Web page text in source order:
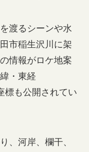
渡るシーンや水
市稲生沢川に架
情報がロケ地案
・東経
標も公開されてい
、河岸、欄干、